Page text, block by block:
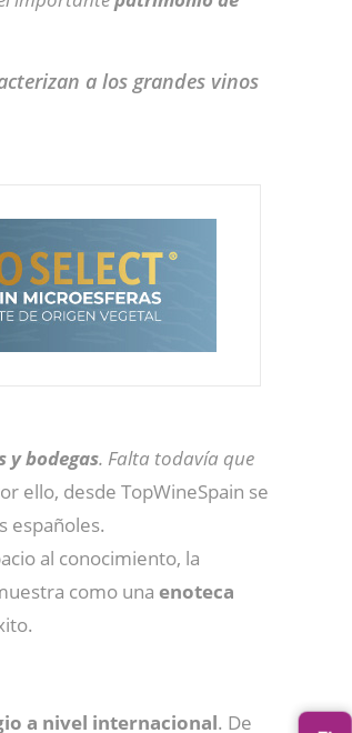
a los grandes vinos
y bodegas. Falta todavía que
ello, desde TopWineSpain se
españoles.
al conocimiento, la
como una enoteca
a nivel internacional. De